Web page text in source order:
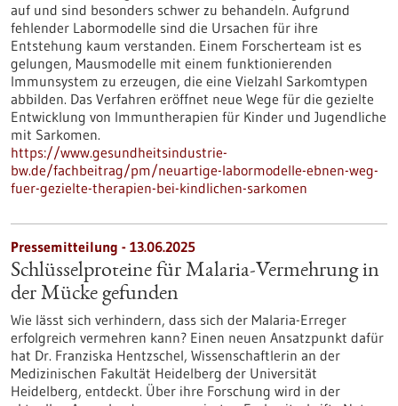
auf und sind besonders schwer zu behandeln. Aufgrund
fehlender Labormodelle sind die Ursachen für ihre
Entstehung kaum verstanden. Einem Forscherteam ist es
gelungen, Mausmodelle mit einem funktionierenden
Immunsystem zu erzeugen, die eine Vielzahl Sarkomtypen
abbilden. Das Verfahren eröffnet neue Wege für die gezielte
Entwicklung von Immuntherapien für Kinder und Jugendliche
mit Sarkomen.
https://www.gesundheitsindustrie-
bw.de/fachbeitrag/pm/neuartige-labormodelle-ebnen-weg-
fuer-gezielte-therapien-bei-kindlichen-sarkomen
Pressemitteilung - 13.06.2025
Schlüsselproteine für Malaria-Vermehrung in
der Mücke gefunden
Wie lässt sich verhindern, dass sich der Malaria-Erreger
erfolgreich vermehren kann? Einen neuen Ansatzpunkt dafür
hat Dr. Franziska Hentzschel, Wissenschaftlerin an der
Medizinischen Fakultät Heidelberg der Universität
Heidelberg, entdeckt. Über ihre Forschung wird in der